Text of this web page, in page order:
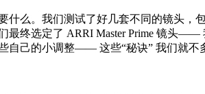
么。我们测试了好几套不同的镜头，
终选定了 ARRI Master Prime 镜头
自己的小调整—— 这些“秘诀” 我们就